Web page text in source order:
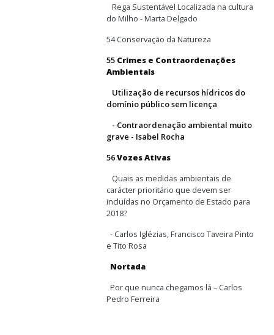
Rega Sustentável Localizada na cultura
do Milho - Marta Delgado
54 Conservação da Natureza
55 Crimes e Contraordenações
Ambientais
Utilização de recursos hídricos do
domínio público sem licença
- Contraordenação ambiental muito
grave - Isabel Rocha
56Vozes Ativas
Quais as medidas ambientais de
carácter prioritário que devem ser
incluídas no Orçamento de Estado para
2018?
- Carlos Iglézias, Francisco Taveira Pinto
e Tito Rosa
Nortada
Por que nunca chegamos lá – Carlos
Pedro Ferreira